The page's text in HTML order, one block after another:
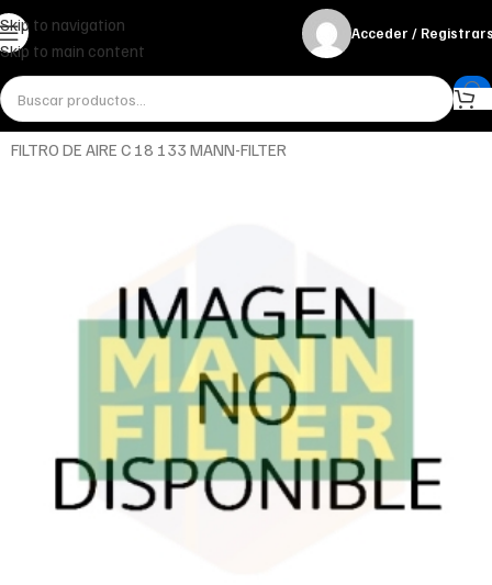
Skip to navigation
Skip to main content
Acceder /
InicioMiscelánea - otrosOtros
FILTRO DE AIRE C 18 133 MANN-FILTER